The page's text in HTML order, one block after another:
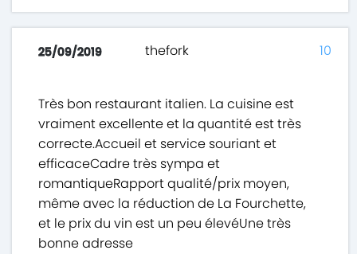
25/09/2019 thefork
Très bon restaurant italien. La cuisine est
vraiment excellente et la quantité est très
correcte.Accueil et service souriant et
efficaceCadre très sympa et
romantiqueRapport qualité/prix moyen,
même avec la réduction de La Fourchette,
et le prix du vin est un peu élevéUne très
bonne adresse
10